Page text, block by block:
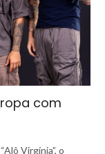
com
Virgínia”, o